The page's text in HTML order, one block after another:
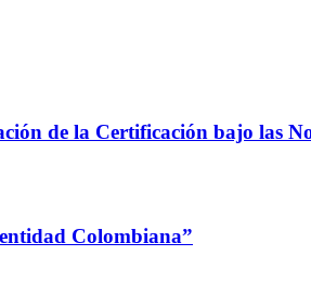
de la Certificación bajo las
Colombiana”